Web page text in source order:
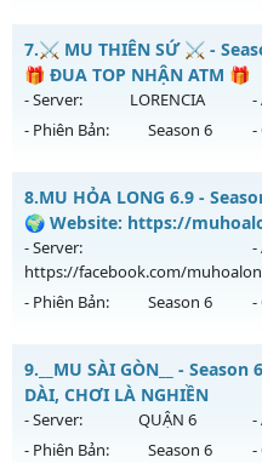
Thể loại: Mu Nguyên bản
Antihack: XShield
MU HỎA LONG 6.9.1 - 🌍
Mu mới ra tháng 07 2026 -
https://facebook.com/
29/07/2626
Kiểu reset: Non Reset
Thể loại: Mu Nguyên bản
Antihack: Xshiel
7.⚔️ MU THIÊN SỨ ⚔️ -
🎁 ĐUA TOP NHẬN ATM 🎁
- Server: LORENCIA -
- Phiên Bản:
Season 6 -
⚔️ MU THIÊN SỨ ⚔️ - 🎁 ĐUA
Mu mới ra tháng 07 2026 -
ngày 31/07/2626
Exp: 300x - Drop: 20%
Thể loại: Mu Nguyên bản
Antihack: BDCAM
8.MU HỎA LONG 6.9 -
🌍 Website: https://
- Server:
https://facebook.com/
-
- Phiên Bản: Season 6 -
MU HỎA LONG 6.9 - 🌍
Mu mới ra tháng 08 2026 -
https://facebook.com/
02/08/2626
9. __MU SÀI GÒN__ -
DÀI, CHƠI LÀ NGHIỀN
- Server: QUẬN 6 -
- Phiên Bản:
Season 6 -